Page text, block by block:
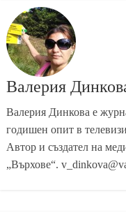
Валерия
Валерия Динкова е
годишен опит в
Автор и създател на
„Върхове“.